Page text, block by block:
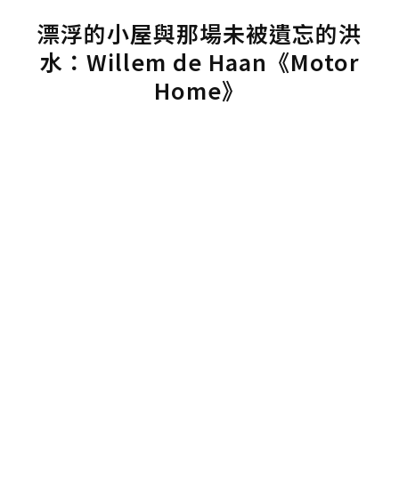
漂浮的小屋與那場未被遺忘的洪
水：Willem de Haan《Motor
Home》